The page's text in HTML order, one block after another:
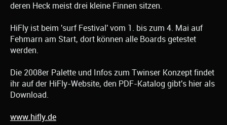
deren Heck meist drei kleine Finnen sitzen.
HiFly ist beim 'surf Festival' vom 1. bis zum 4. Mai auf
Fehmarn am Start, dort können alle Boards getestet
werden.
Die 2008er Palette und Infos zum Twinser Konzept findet
ihr auf der HiFly-Website, den PDF-Katalog gibt's hier als
Download.
www.hifly.de